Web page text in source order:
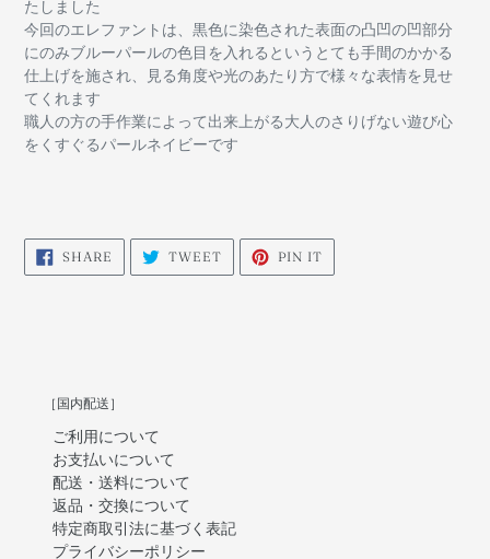
たしました
今回のエレファントは、黒色に染色された表面の凸凹の凹部分
にのみブルーパールの色目を入れるというとても手間のかかる
仕上げを施され、見る角度や光のあたり方で様々な表情を見せ
てくれます
職人の方の手作業によって出来上がる大人のさりげない遊び心
をくすぐるパールネイビーです
SHARE SHARE
FACEBOOK
TWEETTWEET
TWITTER
PIN IT
PINTEREST
［国内配送］
ご利用について
お支払いについて
配送・送料について
返品・交換について
特定商取引法に基づく表記
プライバシーポリシー